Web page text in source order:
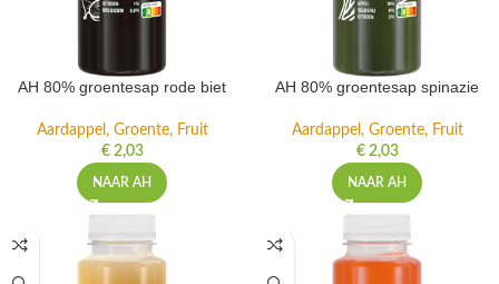
AH 80% groentesap rode biet
Aardappel, Groente, Fruit
€2,03
NAAR AH
AH 80% groentesap spinazie
Aardappel, Groente, Fruit
€2,03
NAAR AH